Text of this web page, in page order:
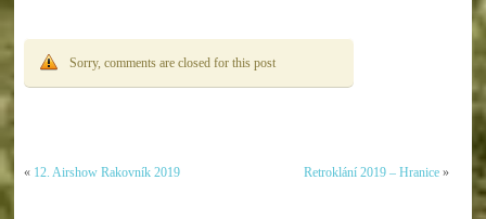
Sorry, comments are closed for this post
« 12. Airshow Rakovník 2019 Retroklání 2019 – Hranice»